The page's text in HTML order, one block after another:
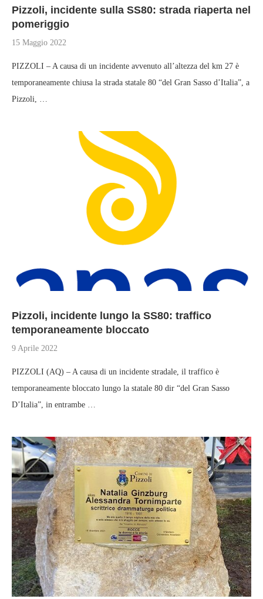
Pizzoli, incidente sulla SS80: strada riaperta nel
pomeriggio
15 Maggio 2022
PIZZOLI – A causa di un incidente avvenuto all’altezza del km 27 è
temporaneamente chiusa la strada statale 80 “del Gran Sasso d’Italia”, a
Pizzoli, …
Pizzoli, incidente lungo la SS80: traffico
temporaneamente bloccato
9 Aprile 2022
PIZZOLI (AQ) – A causa di un incidente stradale, il traffico è
temporaneamente bloccato lungo la statale 80 dir “del Gran Sasso
D’Italia”, in entrambe …